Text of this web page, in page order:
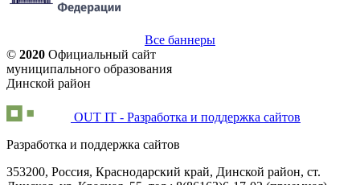
Все баннеры
© 2020 Официальный сайт
муниципального образования
Динской район
OUT IT - Разработка и поддержка сайтов
Разработка и поддержка сайтов
353200, Россия, Краснодарский край, Динской район, ст.